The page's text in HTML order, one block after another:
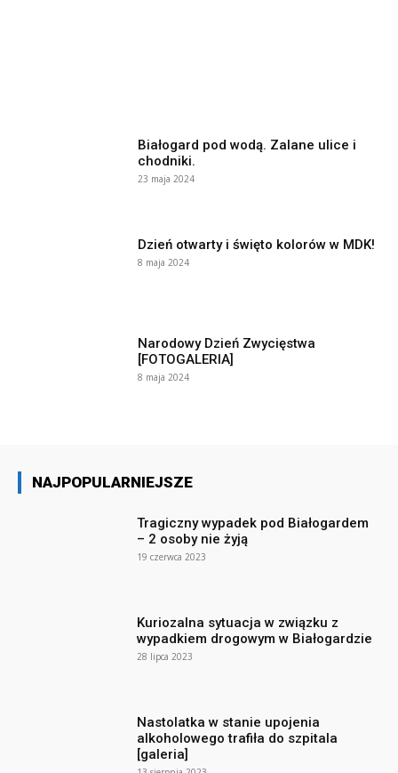
Białogard pod wodą. Zalane ulice i
chodniki.
23 maja 2024
Dzień otwarty i święto kolorów w MDK!
8 maja 2024
Narodowy Dzień Zwycięstwa
[FOTOGALERIA]
8 maja 2024
NAJPOPULARNIEJSZE
Tragiczny wypadek pod Białogardem
– 2 osoby nie żyją
19 czerwca 2023
Kuriozalna sytuacja w związku z
wypadkiem drogowym w Białogardzie
28 lipca 2023
Nastolatka w stanie upojenia
alkoholowego trafiła do szpitala
[galeria]